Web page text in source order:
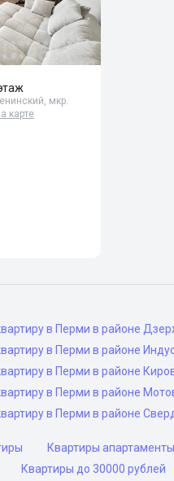
мкр.
карте
в Перми в районе
в Перми в районе
в Перми в районе
в Перми в районе
в Перми в районе
Квартиры апартаменты
Квартиры до 30000 рублей